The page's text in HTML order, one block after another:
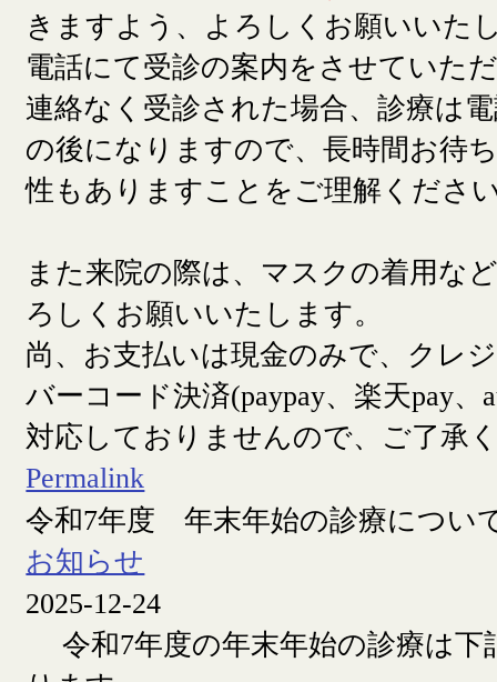
きますよう、よろしくお願いいた
電話にて受診の案内をさせていた
連絡なく受診された場合、診療は
の後になりますので、長時間お待
性もありますことをご理解くださ
また来院の際は、マスクの着用な
ろしくお願いいたします。
尚、お支払いは現金のみで、クレ
バーコード決済(paypay、楽天pay、
対応しておりませんので、ご了承
Permalink
令和7年度 年末年始の診療につい
お知らせ
2025-12-24
令和7年度の年末年始の診療は下